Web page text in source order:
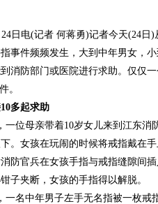
日电(记者 何蒋勇)记者今天(24日)
事件频频发生，大到中年男女，
消防部门或医院进行求助。仅仅
。
多起求助
位母亲带着10岁女儿来到江东消
。女孩在玩闹的时候将戒指戴在
防官兵在女孩手指与戒指缝隙间
子夹断，女孩的手指得以解脱。
名中年男子左手无名指被一枚戒